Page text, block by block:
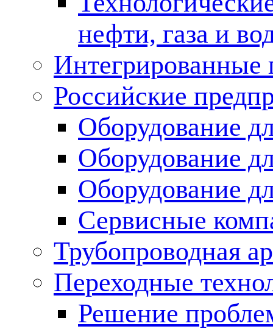
нефти, газа и
Российские
Оборудование
Оборудование
Оборудование
Сервисные
Трубопроводная
Переходные
Решение